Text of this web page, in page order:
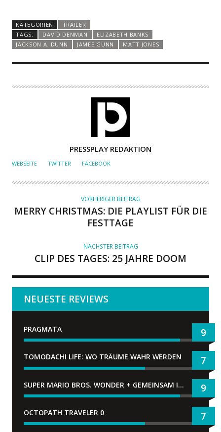
KATEGORIEN
TRAILER
TAGS:
DAVID DENMAN
ELIZABETH BANKS
JACKSON A. DUNN
JAMES GUNN MATT JONES
U
O
PRESSPLAY REDAKTION
WEBSEITE TWITTER FACEBOOK
VORHERIGER BEITRAG
MERRY CHRISTMAS: DIE PLAYLIST FÜR DIE
FESTTAGE
NÄCHSTER BEITRAG
CLIP DES TAGES: 25 JAHRE DOOM
NEUESTE REVIEWS
PRAGMATA 9
TOMODACHI LIFE: WO TRÄUME WAHR WERDEN 7
SUPER MARIO BROS. WONDER + GEMEINSAM IM BELLABEL-PARK 9
OCTOPATH TRAVELER 0 7